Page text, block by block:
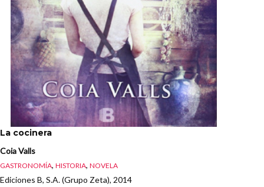
La cocinera
Coia Valls
GASTRONOMÍA, HISTORIA, NOVELA
Ediciones B, S.A. (Grupo Zeta), 2014